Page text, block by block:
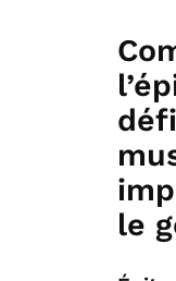
le